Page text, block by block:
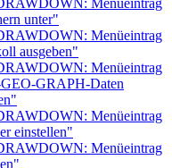
Menüeintrag
unter"
Menüeintrag
ausgeben"
Menüeintrag
GRAPH-Daten
Menüeintrag
einstellen"
Menüeintrag